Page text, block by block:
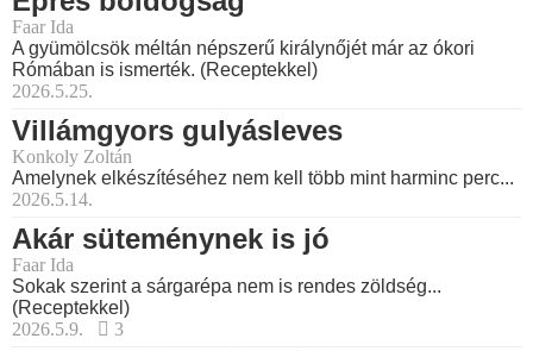
Faar Ida
A gyümölcsök méltán népszerű királynőjét már az ókori
Rómában is ismerték. (Receptekkel)
2026.5.25.
Villámgyors gulyásleves
Konkoly Zoltán
Amelynek elkészítéséhez nem kell több mint harminc perc...
2026.5.14.
Akár süteménynek is jó
Faar Ida
Sokak szerint a sárgarépa nem is rendes zöldség...
(Receptekkel)
2026.5.9.
3